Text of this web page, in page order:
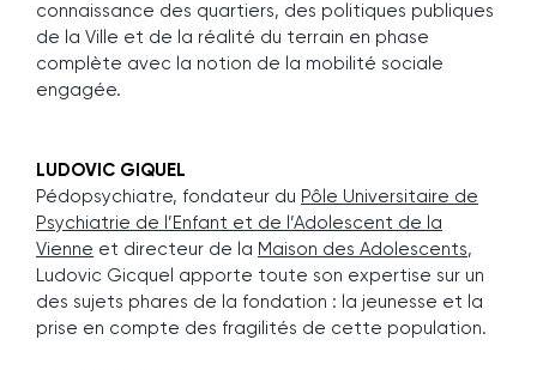
connaissance des quartiers, des politiques publiques
de la Ville et de la réalité du terrain en phase
complète avec la notion de la mobilité sociale
engagée.
LUDOVIC GIQUEL
Pédopsychiatre, fondateur du Pôle Universitaire de
Psychiatrie de l’Enfant et de l’Adolescent de la
Vienne et directeur de la Maison des Adolescents,
Ludovic Gicquel apporte toute son expertise sur un
des sujets phares de la fondation : la jeunesse et la
prise en compte des fragilités de cette population.